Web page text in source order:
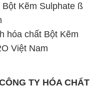
Kẽm Sulphate ß
hóa chất Bột Kẽm
Việt Nam
TY HÓA CHẤT